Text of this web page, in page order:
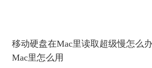
移动硬盘在Mac里读取超级慢怎么
Mac里怎么用